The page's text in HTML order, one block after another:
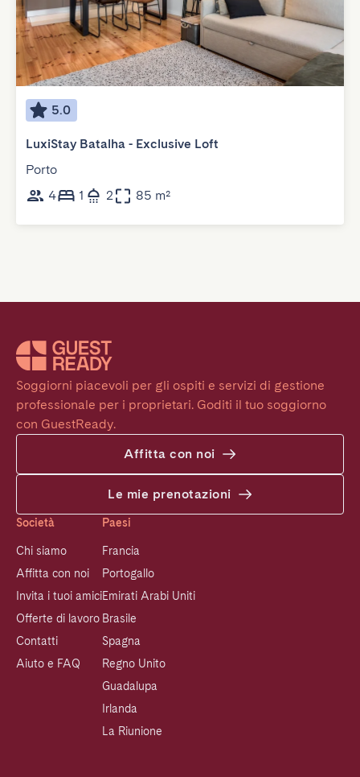
5.0
LuxiStay Batalha - Exclusive Loft
Porto
4
1 2 85 m²
Soggiorni piacevoli per gli ospiti e servizi di gestione
professionale per i proprietari. Goditi il tuo soggiorno
con GuestReady.
Affitta con noi
Le mie prenotazioni
Società
Chi siamo
Affitta con noi
Invita i tuoi amici
Offerte di lavoro
Contatti
Aiuto e FAQ
Paesi
Francia
Portogallo
Emirati Arabi Uniti
Brasile
Spagna
Regno Unito
Guadalupa
Irlanda
La Riunione